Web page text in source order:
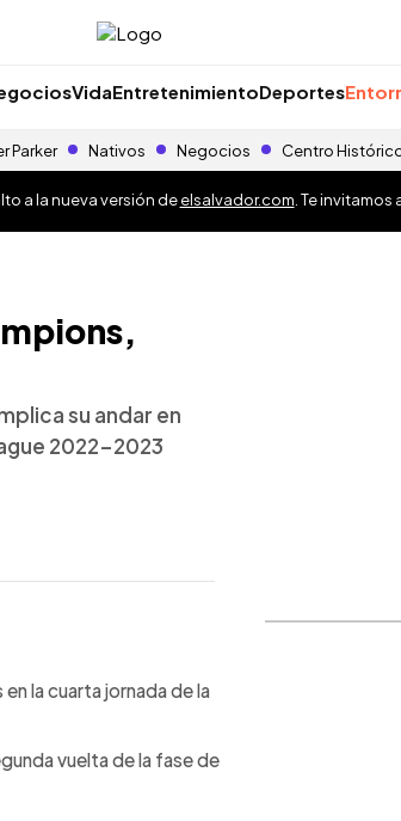
VidaEntretenimientoDeportes
Parker Nativos Negocios Centro
a la nueva versión deelsalvador.com . Te
su andar en
2022-2023
la cuarta jornada de la
vuelta de la fase de